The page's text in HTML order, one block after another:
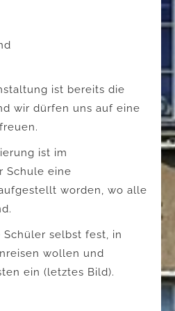
ist bereits die
wir dürfen uns auf eine
ist im
Schule eine
worden, wo alle
selbst fest, in
wollen und
ein (letztes Bild).